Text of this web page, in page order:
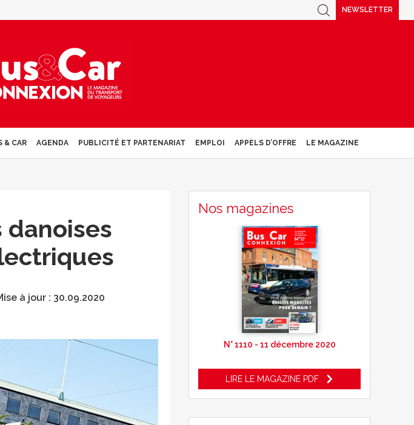
NEWSLETTER
& CAR AGENDA PUBLICITÉ ET PARTENARIAT EMPLOI APPELS D’OFFRE LE MAGAZINE
danoises
à jour : 30.09.2020
Nos magazines
N° 1110 - 11 décembre 2020
LIRE LE MAGAZINE PDF